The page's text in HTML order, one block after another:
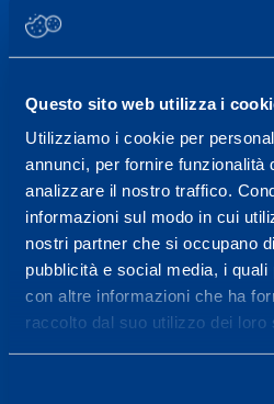
Questo sito web utilizza i
Utilizziamo i cookie per
annunci, per fornire funzionalità
analizzare il nostro traffico.
informazioni sul modo in cui
nostri partner che si occupano
pubblicità e social media, i
con altre informazioni che ha
raccolto dal suo utilizzo dei loro
Sport Service Mapei S.r.l. - Via
Per prenotare una visita o
lunedì a venerdì 9.30-12.30 e
ORARI DI APERTURA
08.30 - 18.30
Centro servizi